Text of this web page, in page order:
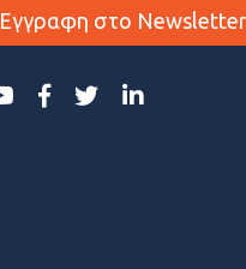
Εγγραφη στο Newsletter